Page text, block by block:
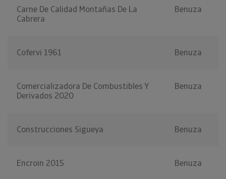
Carne De Calidad Montañas De La
Cabrera
Benuza
Cofervi 1961 Benuza
Comercializadora De Combustibles Y
Derivados 2020
Benuza
Construcciones Sigueya Benuza
Encroin 2015 Benuza